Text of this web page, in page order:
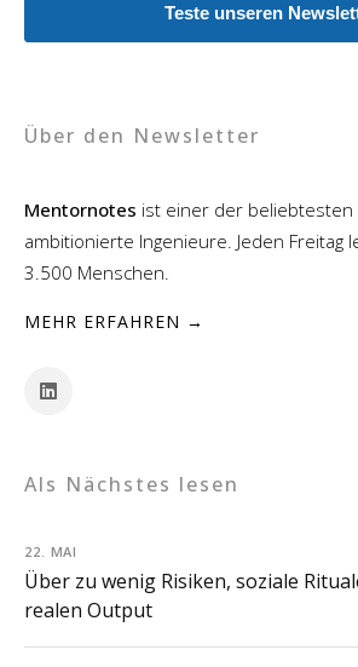
Teste unseren
Über den Newsletter
Mentornotes ist einer der
ambitionierte Ingenieure. Jeden Freitag
3.500 Menschen.
MEHR ERFAHREN →
Als Nächstes lesen
22. MAI
Über zu wenig Risiken, soziale
realen Output